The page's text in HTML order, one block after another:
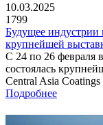
10.03.2025
1799
Будущее
крупнейшей
С 24 по 26 февраля
состоялась
Central Asia
Подробнее